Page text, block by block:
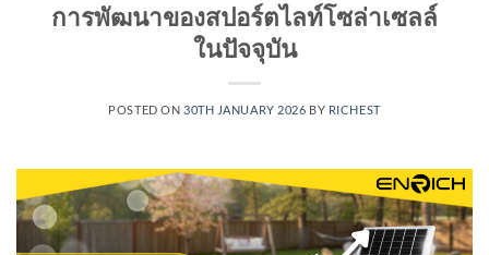
การพัฒนาของสปอร์ตไลท์โซล่าเซลล์
ในปัจจุบัน
POSTED ON 30TH JANUARY 2026 BY RICHEST